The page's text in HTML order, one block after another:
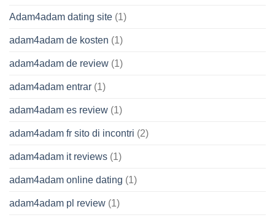
Adam4adam dating site (1)
adam4adam de kosten (1)
adam4adam de review (1)
adam4adam entrar (1)
adam4adam es review (1)
adam4adam fr sito di incontri (2)
adam4adam it reviews (1)
adam4adam online dating (1)
adam4adam pl review (1)